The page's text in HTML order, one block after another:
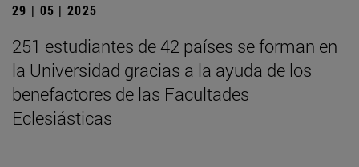
29 | 05 | 2025
251 estudiantes de 42 países se forman en
la Universidad gracias a la ayuda de los
benefactores de las Facultades
Eclesiásticas